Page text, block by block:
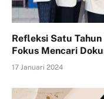
Refleksi Satu
Fokus Mencari
17 Januari 2024